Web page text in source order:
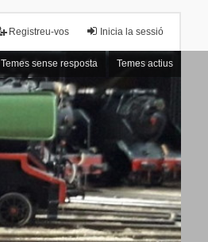
Inicia la sessió
Registreu-vos
Temes sense resposta Temes actius